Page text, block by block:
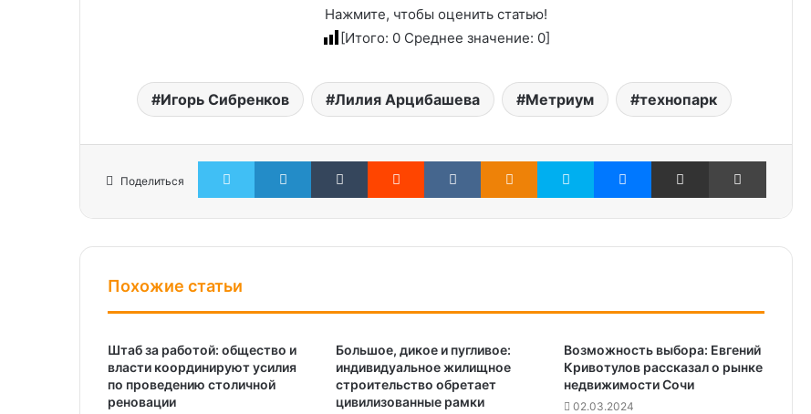
Нажмите, чтобы оценить статью!
[Итого: 0 Среднее значение: 0]
Игорь Сибренков Лилия Арцибашева Метриум технопарк
Поделиться
Twitter LinkedIn Tumblr Reddit ВконтактеОдноклассники
Skype MessengerПоделиться через электронную почту Печатать
Похожие статьи
Штаб за работой: общество и
власти координируют усилия
по проведению столичной
реновации
Большое, дикое и пугливое:
индивидуальное жилищное
строительство обретает
цивилизованные рамки
Возможность выбора: Евгений
Кривотулов рассказал о рынке
недвижимости Сочи
02.03.2024